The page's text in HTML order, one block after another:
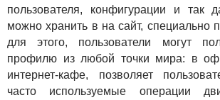
пользователя, конфигурации и так
можно хранить в на сайт, специально
для этого, пользователи могут
профилю из любой точки мира: в
интернет-кафе, позволяет
часто используемые операции